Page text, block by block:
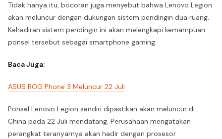
Tidak hanya itu, bocoran juga menyebut bahwa Lenovo Legion
akan meluncur dengan dukungan sistem pendingin dua ruang.
Kehadiran sistem pendingin ini akan melengkapi kemampuan
ponsel tersebut sebagai smartphone gaming.
Baca Juga:
ASUS ROG Phone 3 Meluncur 22 Juli
Ponsel Lenovo Legion sendiri dipastikan akan meluncur di
China pada 22 Juli mendatang. Perusahaan mengatakan
perangkat teranyarnya akan hadir dengan prosesor